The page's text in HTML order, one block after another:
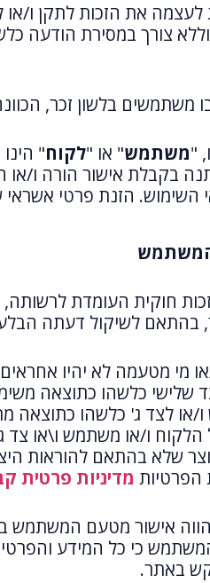
את הזכות לתקן ו/או
צורך במסירת הודעה
משתמשים בלשון זכר,
"משתמש" או "לקוח"
בקבלת אישור הורה ו/
לתנאי השימוש. הזנת
המשתמש
חוקית העומדת
לשיקול דעתה
מי מטעמה לא יהיו אחראים
שלישי כלשהו כתוצאה
או לצד ג' כלשהו כתוצאה
הלקוח ו/או משתמש ו\או
שלא בהתאם להוראות
הפרטיות מדיניות פרטית
אישור מטעם המשתמש
כי כל המידע והפרטים
באתר.